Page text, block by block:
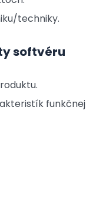
techniky.
softvéru
funkčnej